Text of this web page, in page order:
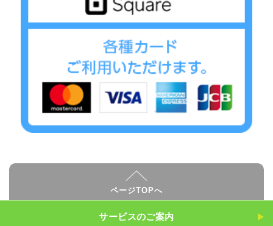
ページTOPへ
サービスのご案内